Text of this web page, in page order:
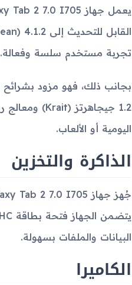
تجربة مستخدم سلسة وفعالة.
اليومية أو الألعاب.
الذاكرة والتخزين
البيانات والملفات بسهولة.
الكاميرا